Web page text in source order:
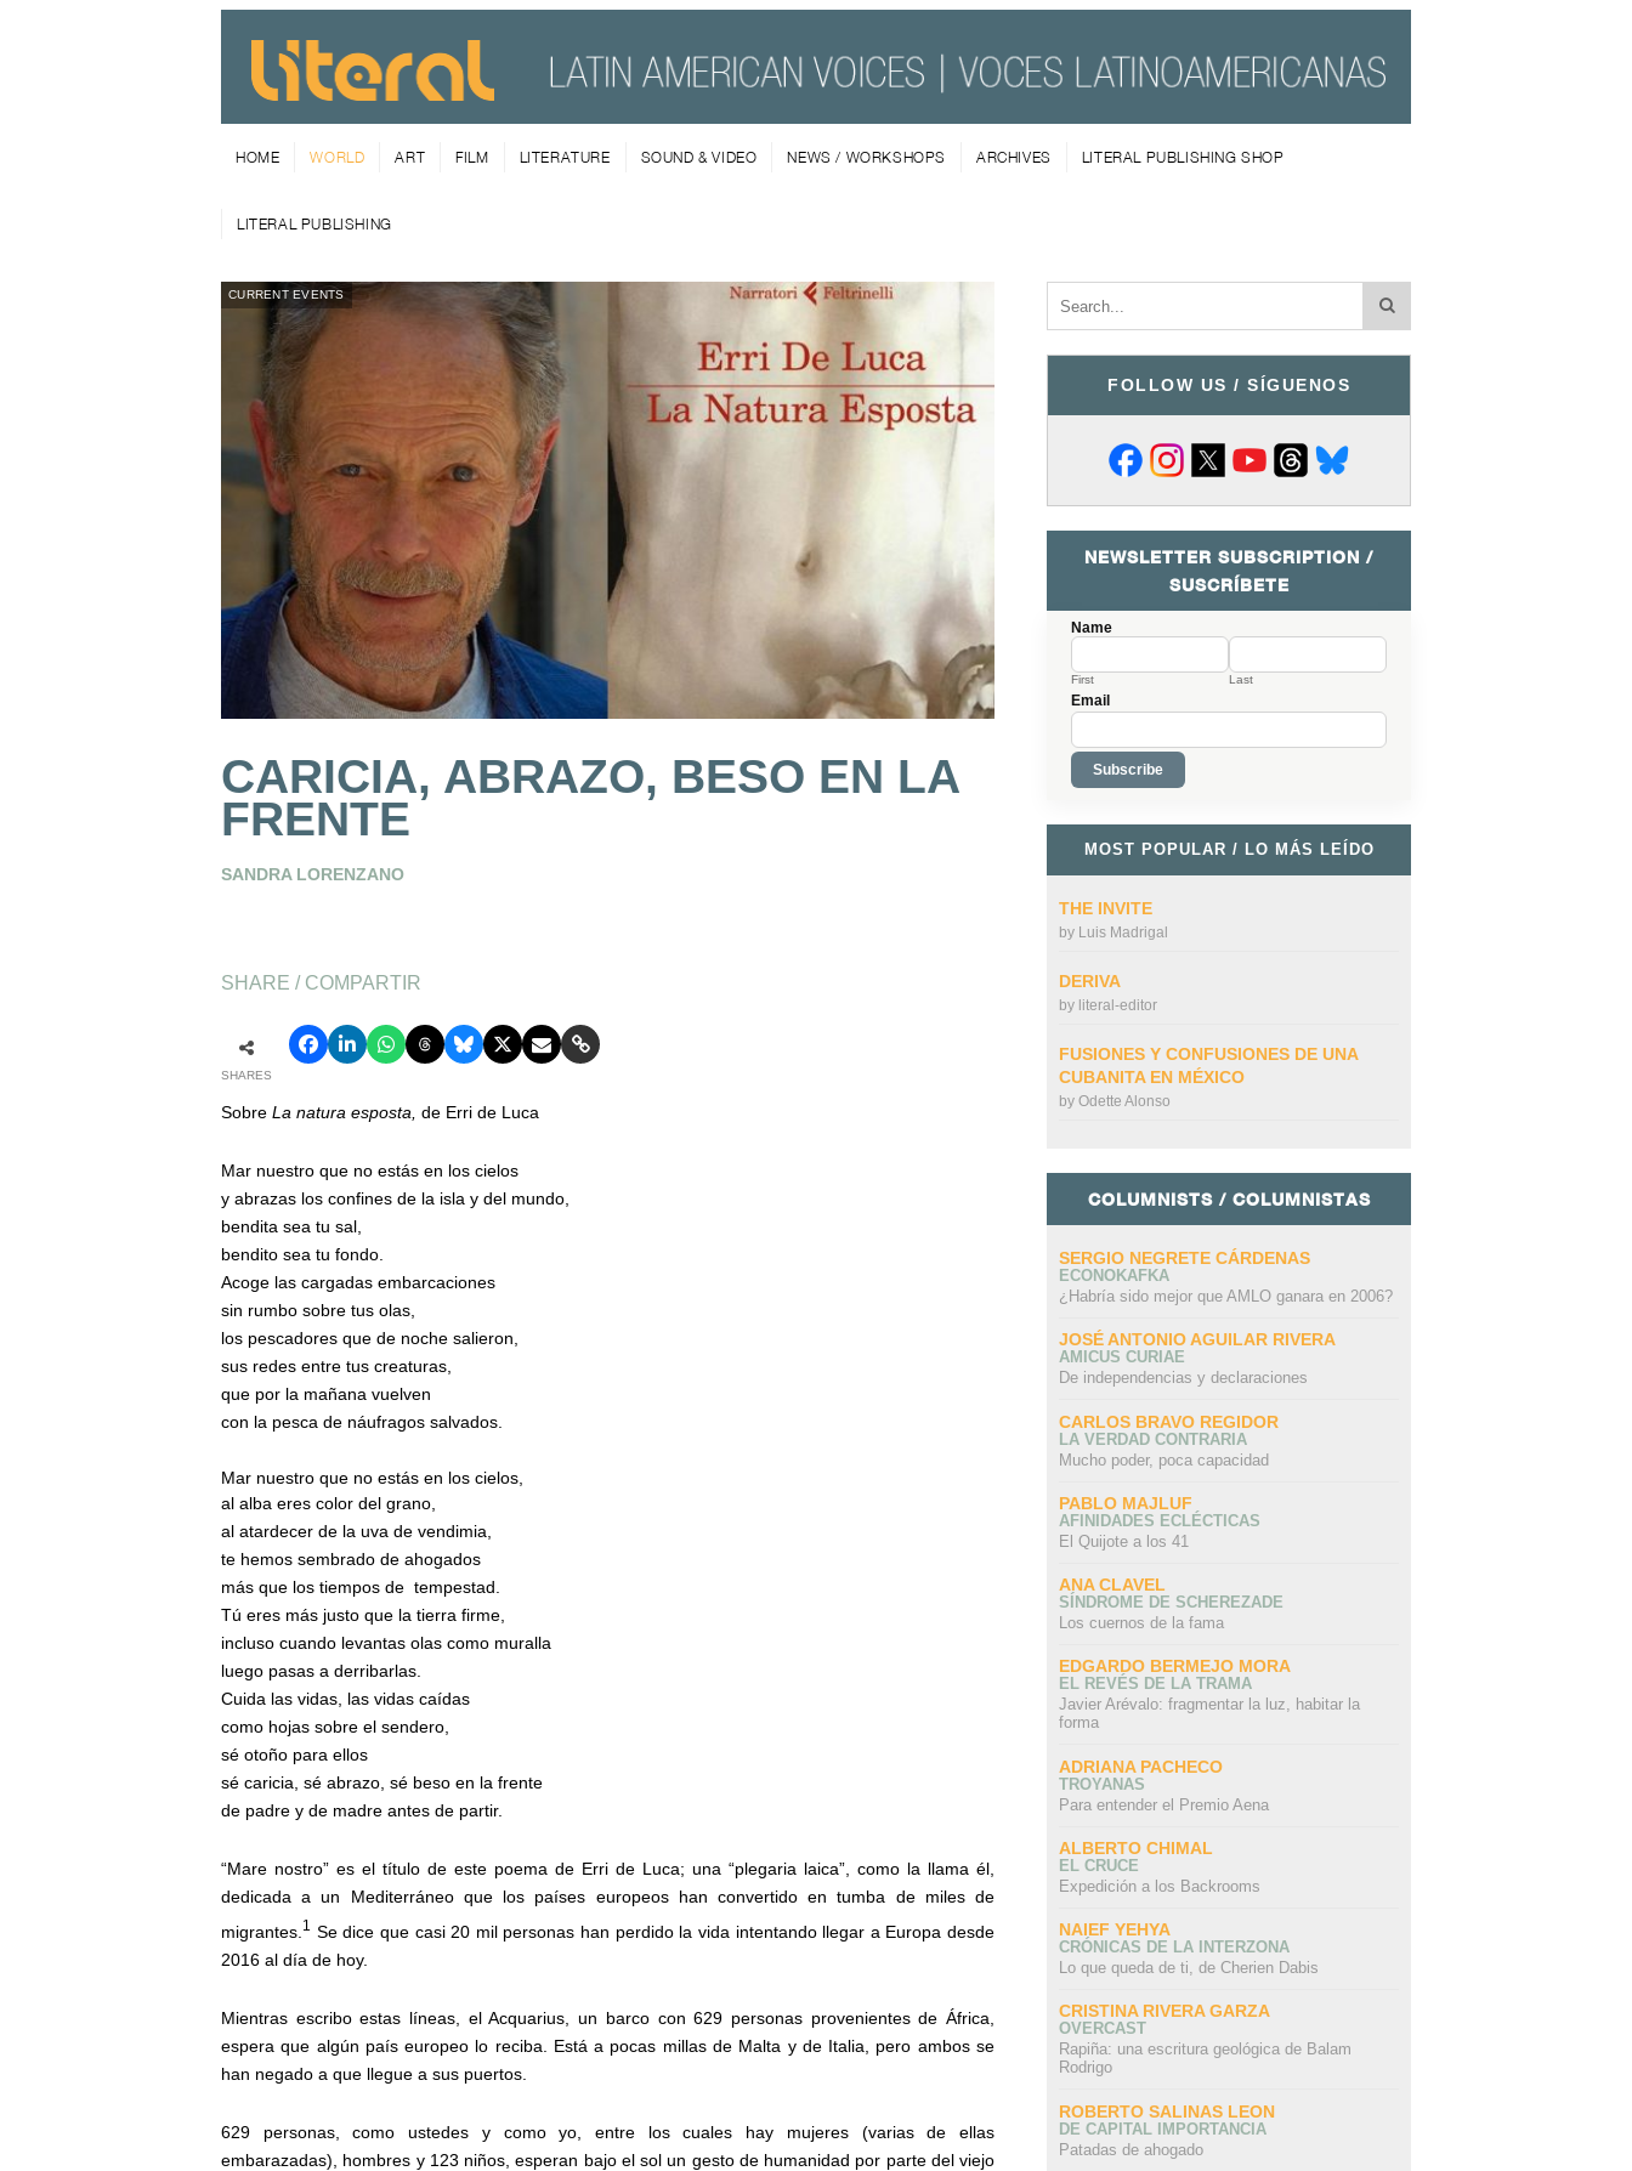
HOME WORLD ART FILM LITERATURE SOUND & VIDEO NEWS / WORKSHOPS ARCHIVES LITERAL PUBLISHING SHOP
LITERAL PUBLISHING
CURRENT EVENTS
CARICIA, ABRAZO, BESO EN LA
FRENTE
SANDRA LORENZANO
SHARE / COMPARTIR
SHARES
Sobre La natura esposta, de Erri de Luca
Mar nuestro que no estás en los cielos
y abrazas los confines de la isla y del mundo,
bendita sea tu sal,
bendito sea tu fondo.
Acoge las cargadas embarcaciones
sin rumbo sobre tus olas,
los pescadores que de noche salieron,
sus redes entre tus creaturas,
que por la mañana vuelven
con la pesca de náufragos salvados.
Mar nuestro que no estás en los cielos,
al alba eres color del grano,
al atardecer de la uva de vendimia,
te hemos sembrado de ahogados
más que los tiempos de tempestad.
Tú eres más justo que la tierra firme,
incluso cuando levantas olas como muralla
luego pasas a derribarlas.
Cuida las vidas, las vidas caídas
como hojas sobre el sendero,
sé otoño para ellos
sé caricia, sé abrazo, sé beso en la frente
de padre y de madre antes de partir.
“Mare nostro” es el título de este poema de Erri de Luca; una “plegaria laica”, como la llama él,
dedicada a un Mediterráneo que los países europeos han convertido en tumba de miles de
migrantes. 1
Se dice que casi 20 mil personas han perdido la vida intentando llegar a Europa desde
2016 al día de hoy.
Mientras escribo estas líneas, el Acquarius, un barco con 629 personas provenientes de África,
espera que algún país europeo lo reciba. Está a pocas millas de Malta y de Italia, pero ambos se
han negado a que llegue a sus puertos.
629 personas, como ustedes y como yo, entre los cuales hay mujeres (varias de ellas
embarazadas), hombres y 123 niños, esperan bajo el sol un gesto de humanidad por parte del viejo
FOLLOW US / SÍGUENOS
NEWSLETTER SUBSCRIPTION /
SUSCRÍBETE
Name
First Last
Email
MOST POPULAR / LO MÁS LEÍDO
THE INVITE
by Luis Madrigal
DERIVA
by literal-editor
FUSIONES Y CONFUSIONES DE UNA
CUBANITA EN MÉXICO
by Odette Alonso
COLUMNISTS / COLUMNISTAS
SERGIO NEGRETE CÁRDENAS
ECONOKAFKA
¿Habría sido mejor que AMLO ganara en 2006?
JOSÉ ANTONIO AGUILAR RIVERA
AMICUS CURIAE
De independencias y declaraciones
CARLOS BRAVO REGIDOR
LA VERDAD CONTRARIA
Mucho poder, poca capacidad
PABLO MAJLUF
AFINIDADES ECLÉCTICAS
El Quijote a los 41
ANA CLAVEL
SÍNDROME DE SCHEREZADE
Los cuernos de la fama
EDGARDO BERMEJO MORA
EL REVÉS DE LA TRAMA
Javier Arévalo: fragmentar la luz, habitar la
forma
ADRIANA PACHECO
TROYANAS
Para entender el Premio Aena
ALBERTO CHIMAL
EL CRUCE
Expedición a los Backrooms
NAIEF YEHYA
CRÓNICAS DE LA INTERZONA
Lo que queda de ti, de Cherien Dabis
CRISTINA RIVERA GARZA
OVERCAST
Rapiña: una escritura geológica de Balam
Rodrigo
ROBERTO SALINAS LEON
DE CAPITAL IMPORTANCIA
Patadas de ahogado